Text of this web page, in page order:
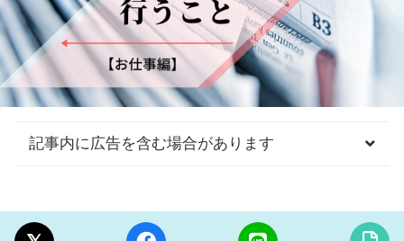
記事内に広告を含む場合があります